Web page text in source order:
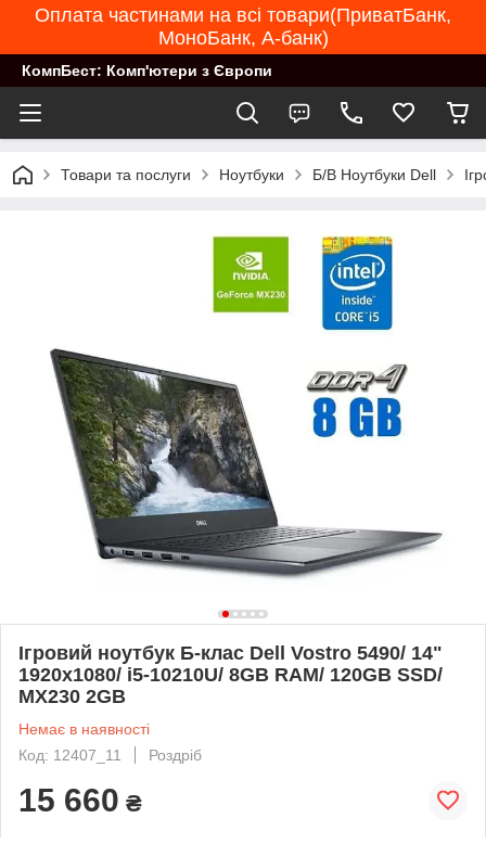
Оплата частинами на всі товари(ПриватБанк,
МоноБанк, А-банк)
КомпБест: Комп'ютери з Європи
Товари та послуги Ноутбуки Б/В Ноутбуки Dell
Ігровий ноутбук Б-клас Dell Vostro 5490/ 14"
1920x1080/ i5-10210U/ 8GB RAM/ 120GB SSD/
MX230 2GB
Немає в наявності
Код: 12407_11
Роздріб
15 660 ₴